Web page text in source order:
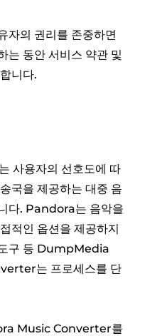
자의 권리를 존중하면
는 동안 서비스 약관 및
니다.
사용자의 선호도에 따
국을 제공하는 대중 음
다. Pandora는 음악을
적인 옵션을 제공하지
구 등 DumpMedia
는 프로세스를 단
Music Converter를